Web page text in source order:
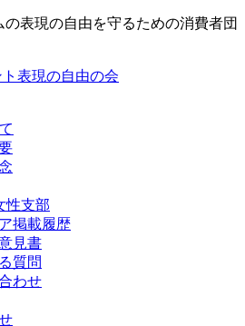
表現の自由を守るための消費者団
表現の自由の会
性支部
掲載履歴
見書
質問
わせ